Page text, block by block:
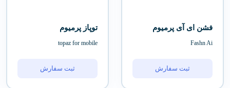
فشن ای آی پرمیوم
Fashn Ai
ثبت سفارش
توپاز پرمیوم
topaz for mobile
ثبت سفارش